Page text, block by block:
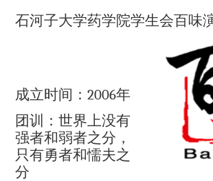
石河子大学药学院学生会百味
成立时间：2006年
团训：世界上没有
强者和弱者之分，
只有勇者和懦夫之
分